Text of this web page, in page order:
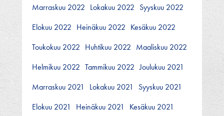
Marraskuu 2022 Lokakuu 2022 Syyskuu 2022
Elokuu 2022 Heinäkuu 2022 Kesäkuu 2022
Toukokuu 2022 Huhtikuu 2022 Maaliskuu 2022
Helmikuu 2022 Tammikuu 2022 Joulukuu 2021
Marraskuu 2021
Lokakuu 2021
Syyskuu 2021
Elokuu 2021
Heinäkuu 2021
Kesäkuu 2021